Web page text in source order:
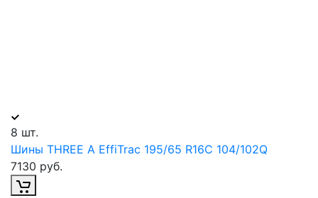
8 шт.
Шины THREE A EffiTrac 195/65 R16С 104/102Q
7130 руб.